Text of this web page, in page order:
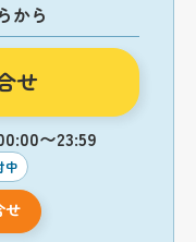
から
せ
〜23:59
中
せ